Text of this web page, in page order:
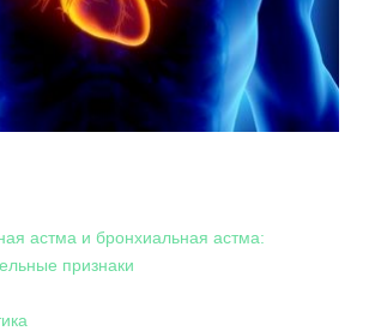
астма и бронхиальная астма:
признаки